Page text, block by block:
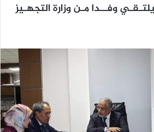
وفــدا مـن وزارة التجهـيز